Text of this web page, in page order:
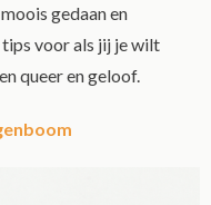
gedaan en
voor als jij je wilt
queer en geloof.